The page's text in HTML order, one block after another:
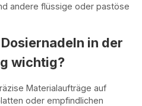
andere flüssige oder pastöse
in der
wichtig?
Materialaufträge auf
oder empfindlichen